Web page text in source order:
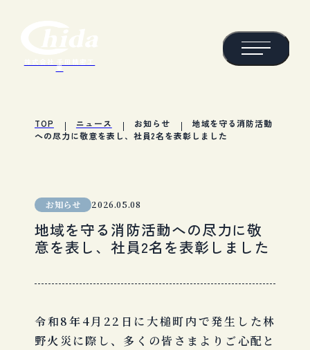
業
TOP ニュース お知らせ
地域を守る消防活動
への尽力に敬意を表し、社員2名を表彰しました
お知らせ 2026.05.08
地域を守る消防活動への尽力に敬
意を表し、社員2名を表彰しました
令和8年4月22日に大槌町内で発生した林
野火災に際し、多くの皆さまよりご心配と